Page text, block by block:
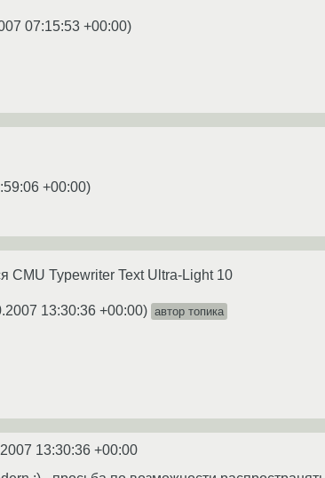
07:15:53 +00:00)
+00:00)
CMU Typewriter Text Ultra-Light 10
13:30:36 +00:00) автор топика
13:30:36 +00:00